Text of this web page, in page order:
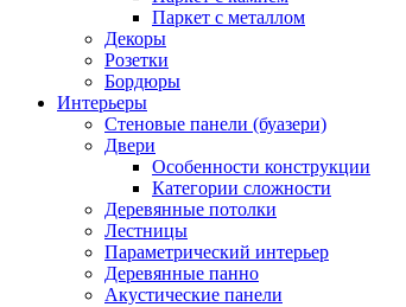
Паркет с металлом
Декоры
Розетки
Бордюры
Интерьеры
Стеновые панели (буазери)
Двери
Особенности конструкции
Категории сложности
Деревянные потолки
Лестницы
Параметрический интерьер
Деревянные панно
Акустические панели